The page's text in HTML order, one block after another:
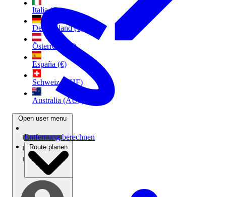
Italia (€)
Deutschland (€)
Österreich (€)
España (€)
Schweiz (CHF)
Australia (AU$)
Open user menu
Entfernung berechnen
Route planen